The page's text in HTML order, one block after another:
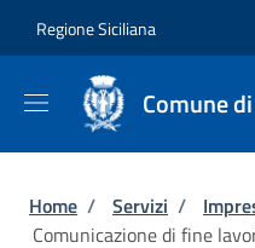
Regione Siciliana
Comune
Briciole di
Home / Servizi /
Comunicazione di fine